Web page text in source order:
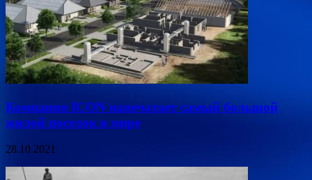
Компания ICON напечатает самый большой
жилой поселок в мире
28.10.2021